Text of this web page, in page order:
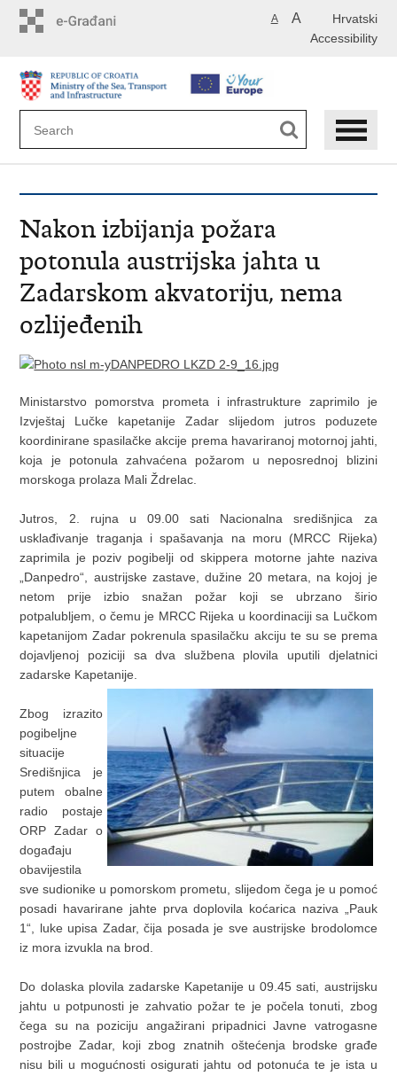
Hrvatski
A A
Accessibility
Nakon izbijanja požara
potonula austrijska jahta u
Zadarskom akvatoriju, nema
ozlijeđenih
Ministarstvo pomorstva prometa i infrastrukture zaprimilo je
Izvještaj Lučke kapetanije Zadar slijedom jutros poduzete
koordinirane spasilačke akcije prema havariranoj motornoj jahti,
koja je potonula zahvaćena požarom u neposrednoj blizini
morskoga prolaza Mali Ždrelac.
Jutros, 2. rujna u 09.00 sati Nacionalna središnjica za
usklađivanje traganja i spašavanja na moru (MRCC Rijeka)
zaprimila je poziv pogibelji od skippera motorne jahte naziva
„Danpedro“, austrijske zastave, dužine 20 metara, na kojoj je
netom prije izbio snažan požar koji se ubrzano širio
potpalubljem, o čemu je MRCC Rijeka u koordinaciji sa Lučkom
kapetanijom Zadar pokrenula spasilačku akciju te su se prema
dojavljenoj poziciji sa dva službena plovila uputili djelatnici
zadarske Kapetanije.
Zbog izrazito
pogibeljne
situacije
Središnjica je
putem obalne
radio postaje
ORP Zadar o
događaju
obavijestila
sve sudionike u pomorskom prometu, slijedom čega je u pomoć
posadi havarirane jahte prva doplovila koćarica naziva „Pauk
1“, luke upisa Zadar, čija posada je sve austrijske brodolomce
iz mora izvukla na brod.
Do dolaska plovila zadarske Kapetanije u 09.45 sati, austrijsku
jahtu u potpunosti je zahvatio požar te je počela tonuti, zbog
čega su na poziciju angažirani pripadnici Javne vatrogasne
postrojbe Zadar, koji zbog znatnih oštećenja brodske građe
nisu bili u mogućnosti osigurati jahtu od potonuća te je ista u